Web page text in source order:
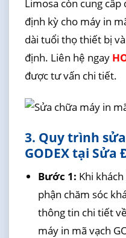
Limosa còn cung
định kỳ cho máy in
dài tuổi thọ thiết bị
định. Liên hệ ngay
được tư vấn chi tiết.
3. Quy trình
GODEX tại Sửa
Bước 1: Khi
phận chăm sóc
thông tin chi tiết
máy in mã vạch